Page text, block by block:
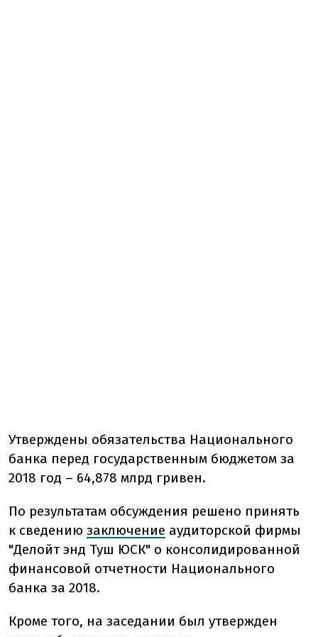
Утверждены обязательства Национального
банка перед государственным бюджетом за
2018 год – 64,878 млрд гривен.
По результатам обсуждения решено принять
к сведению заключение аудиторской фирмы
"Делойт энд Туш ЮСК" о консолидированной
финансовой отчетности Национального
банка за 2018.
Кроме того, на заседании был утвержден